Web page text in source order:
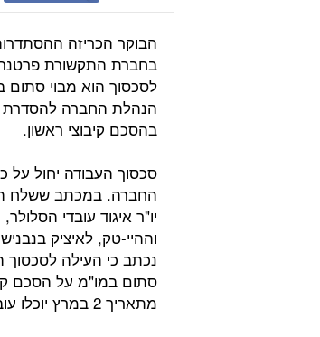
הבוקר הכריזה
בחברת התקשורת
לסכסוך הוא מבוי
הנהלת החברה להסדרת
בהסכם קיבוצי ראשון.
החברה. במכתב ששלח
יו"ר איגוד עובדי
וההיי-טק, לאיציק
נכתב כי העילה לסכסוך
סתום במו"מ על הסכם
מתאריך 2 במרץ יוכלו עובדי החברה לנקוט בצעדים ארגוניים.